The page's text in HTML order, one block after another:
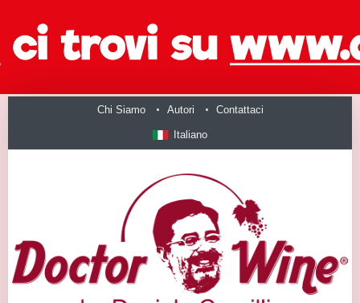
Chi Siamo Autori Contattaci
Italiano